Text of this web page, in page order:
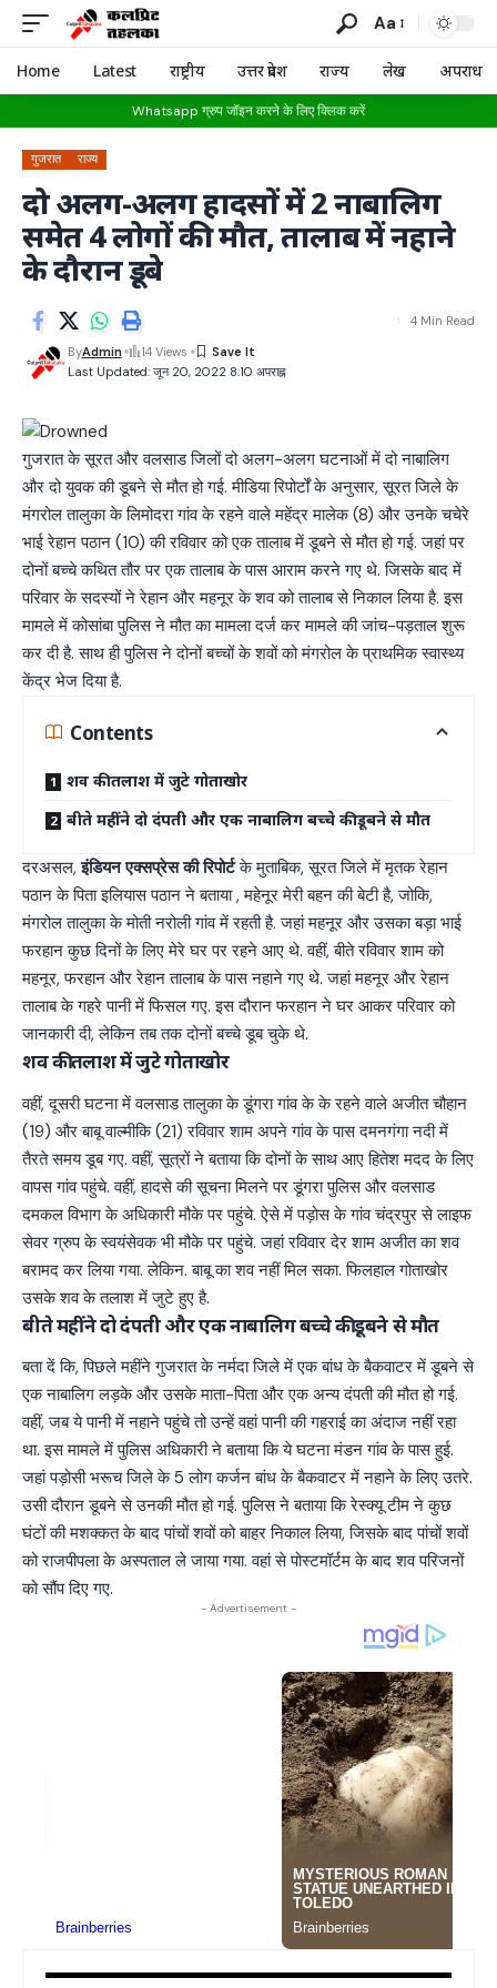
Aa
Home Latest राष्ट्रीय उत्तर प्रदेश राज्य लेख अपराध
Whatsapp ग्रुप जॉइन करने के लिए क्लिक करें
गुजरात राज्य
दो अलग-अलग हादसों में 2 नाबालिग
समेत 4 लोगों की मौत, तालाब में नहाने
के दौरान डूबे
Last Updated: जून 20, 2022 8:10 अपराह्न
ByAdmin 14 Views
4 Min Read
गुजरात के सूरत और वलसाड जिलों दो अलग-अलग घटनाओं में दो नाबालिग
और दो युवक की डूबने से मौत हो गई. मीडिया रिपोर्टों के अनुसार, सूरत जिले के
मंगरोल तालुका के लिमोदरा गांव के रहने वाले महेंद्र मालेक (8) और उनके चचेरे
भाई रेहान पठान (10) की रविवार को एक तालाब में डूबने से मौत हो गई. जहां पर
दोनों बच्चे कथित तौर पर एक तालाब के पास आराम करने गए थे. जिसके बाद में
परिवार के सदस्यों ने रेहान और महनूर के शव को तालाब से निकाल लिया है. इस
मामले में कोसांबा पुलिस ने मौत का मामला दर्ज कर मामले की जांच-पड़ताल शुरू
कर दी है. साथ ही पुलिस ने दोनों बच्चों के शवों को मंगरोल के प्राथमिक स्वास्थ्य
केंद्र भेज दिया है.
Contents
शव की तलाश में जुटे गोताखोर
बीते महींने दो दंपती और एक नाबालिग बच्चे की डूबने से मौत
दरअसल,इंडियन एक्सप्रेस की रिपोर्टके मुताबिक, सूरत जिले में मृतक रेहान
पठान के पिता इलियास पठान ने बताया , महेनूर मेरी बहन की बेटी है, जोकि,
मंगरोल तालुका के मोती नरोली गांव में रहती है. जहां महनूर और उसका बड़ा भाई
फरहान कुछ दिनों के लिए मेरे घर पर रहने आए थे. वहीं, बीते रविवार शाम को
महनूर, फरहान और रेहान तालाब के पास नहाने गए थे. जहां महनूर और रेहान
तालाब के गहरे पानी में फिसल गए. इस दौरान फरहान ने घर आकर परिवार को
जानकारी दी, लेकिन तब तक दोनों बच्चे डूब चुके थे.
शव की तलाश में जुटे गोताखोर
वहीं, दूसरी घटना में वलसाड तालुका के डूंगरा गांव के के रहने वाले अजीत चौहान
(19) और बाबू वाल्मीकि (21) रविवार शाम अपने गांव के पास दमनगंगा नदी में
तैरते समय डूब गए. वहीं, सूत्रों ने बताया कि दोनों के साथ आए हितेश मदद के लिए
वापस गांव पहुंचे. वहीं, हादसे की सूचना मिलने पर डूंगरा पुलिस और वलसाड
दमकल विभाग के अधिकारी मौके पर पहुंचे. ऐसे में पड़ोस के गांव चंद्रपुर से लाइफ
सेवर ग्रुप के स्वयंसेवक भी मौके पर पहुंचे. जहां रविवार देर शाम अजीत का शव
बरामद कर लिया गया. लेकिन. बाबू का शव नहीं मिल सका. फिलहाल गोताखोर
उसके शव के तलाश में जुटे हुए है.
बीते महींने दो दंपती और एक नाबालिग बच्चे की डूबने से मौत
बता दें कि, पिछले महींने गुजरात के नर्मदा जिले में एक बांध के बैकवाटर में डूबने से
एक नाबालिग लड़के और उसके माता-पिता और एक अन्य दंपती की मौत हो गई.
वहीं, जब ये पानी में नहाने पहुंचे तो उन्हें वहां पानी की गहराई का अंदाज नहीं रहा
था. इस मामले में पुलिस अधिकारी ने बताया कि ये घटना मंडन गांव के पास हुई.
जहां पड़ोसी भरूच जिले के 5 लोग कर्जन बांध के बैकवाटर में नहाने के लिए उतरे.
उसी दौरान डूबने से उनकी मौत हो गई. पुलिस ने बताया कि रेस्क्यू टीम ने कुछ
घंटों की मशक्कत के बाद पांचों शवों को बाहर निकाल लिया, जिसके बाद पांचों शवों
को राजपीपला के अस्पताल ले जाया गया. वहां से पोस्टमॉर्टम के बाद शव परिजनों
को सौंप दिए गए.
- Advertisement -